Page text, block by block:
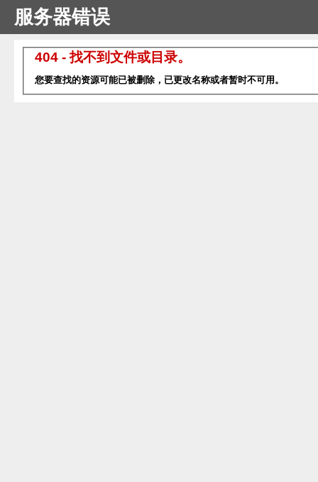
服务器错误
404 - 找不到文件或目录。
您要查找的资源可能已被删除，已更改名称或者暂时不可用。